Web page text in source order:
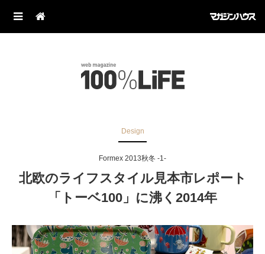
Design
Formex 2013秋冬 -1-
北欧のライフスタイル見本市レポート
「トーベ100」に沸く2014年